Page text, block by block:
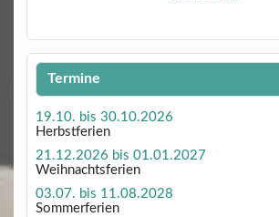
Termine
19.10. bis 30.10.2026
Herbstferien
21.12.2026 bis 01.01.2027
Weihnachtsferien
03.07. bis 11.08.2028
Sommerferien